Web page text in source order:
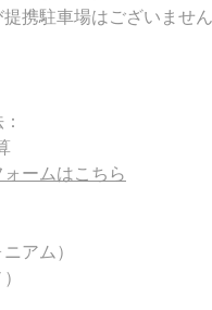
携駐車場はございません
ームはこちら
アム）